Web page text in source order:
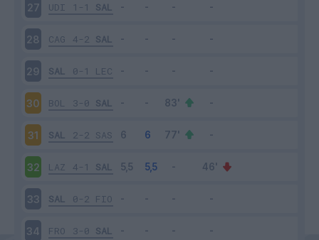
27 UDI 1-1 SAL
28 CAG 4-2 SAL
29 SAL 0-1 LEC
30 BOL 3-0 SAL
31 SAL 2-2 SAS
32 LAZ 4-1 SAL
33 SAL 0-2 FIO
34 FRO 3-0 SAL